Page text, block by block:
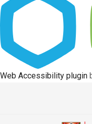
Web Accessibility plugin